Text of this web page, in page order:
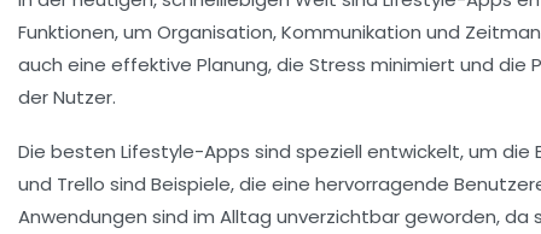
Funktionen, um Organisation,Kommunikation und
auch eine effektive Planung, die Stress minimiert und die
der Nutzer.
Die besten Lifestyle-Apps sind speziell entwickelt, um
und Trello sind Beispiele, die eine hervorragende
Anwendungen sind im Alltag unverzichtbar geworden,